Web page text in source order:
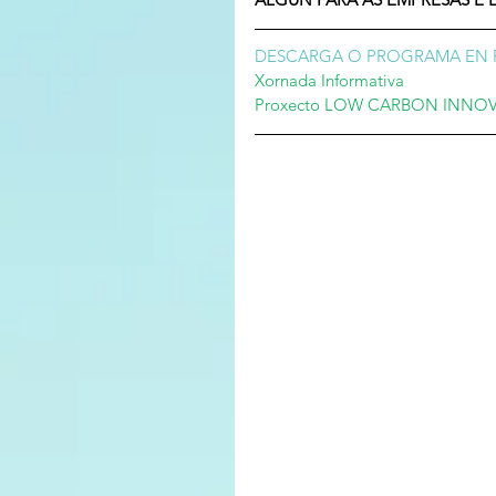
DESCARGA O PROGRAMA EN
Xornada Informativa
Proxecto LOW CARBON